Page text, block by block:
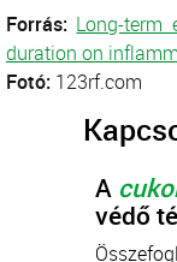
Forrás: Long-term
duration on
Fotó: 123rf.com
A
védő